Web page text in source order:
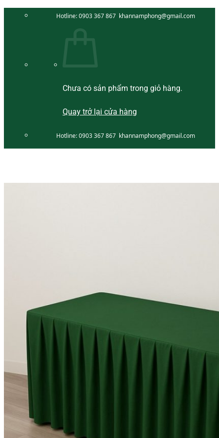
Hotline:0903 367 867 khannamphong@gmail.com
Chưa có sản phẩm trong giỏ hàng.
Quay trở lại cửa hàng
Hotline:0903 367 867 khannamphong@gmail.com
Khăn Quấn Tóc Spa
Khăn Salon Tóc, Gội Đầu
KHĂN NAIL
KHĂN QUÀ TẶNG
KHĂN GIA ĐÌNH